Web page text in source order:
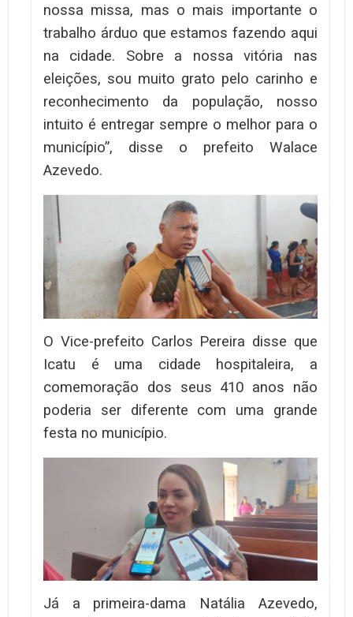
nossa missa, mas o mais importante o
trabalho árduo que estamos fazendo aqui
na cidade. Sobre a nossa vitória nas
eleições, sou muito grato pelo carinho e
reconhecimento da população, nosso
intuito é entregar sempre o melhor para o
município”, disse o prefeito Walace
Azevedo.
O Vice-prefeito Carlos Pereira disse que
Icatu é uma cidade hospitaleira, a
comemoração dos seus 410 anos não
poderia ser diferente com uma grande
festa no município.
Já a primeira-dama Natália Azevedo,